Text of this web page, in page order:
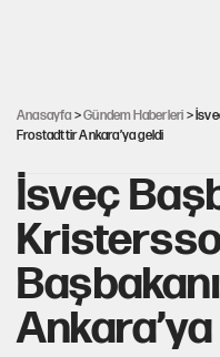
Anasayfa >Gündem Haberleri >
Frostadttir Ankara’ya geldi
İsveç